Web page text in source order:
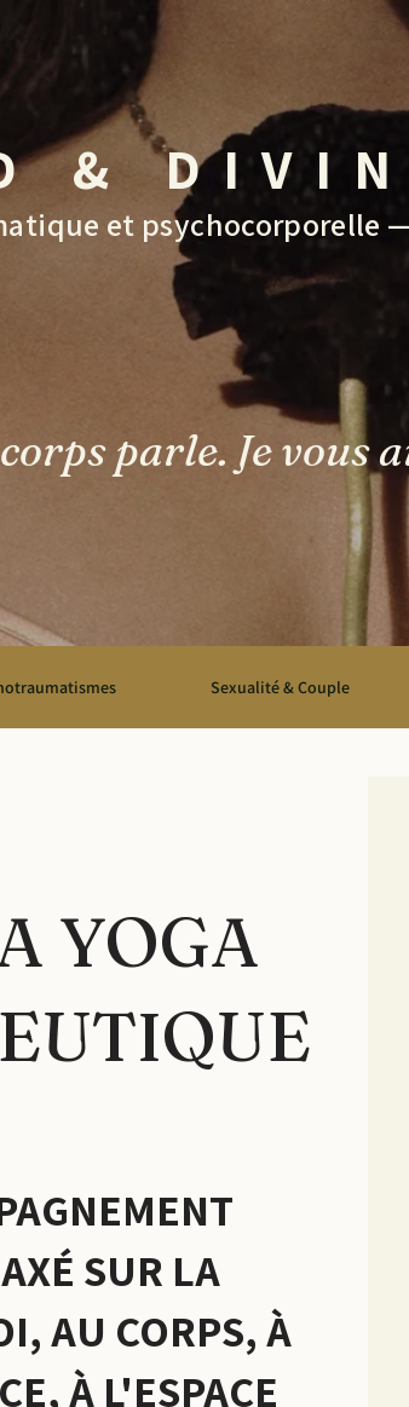
&
et psychocorporelle
parle. Je vous
Sexualité & Couple
YOGA
SUR LA
AU CORPS, À
À L'ESPACE